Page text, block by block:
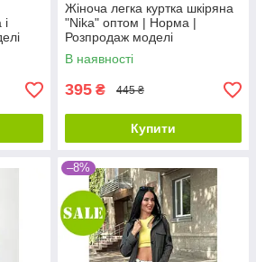
Жіноча легка куртка шкіряна
"Nika" оптом | Норма |
Розпродаж моделі
В наявності
395 ₴ 445 ₴
Купити
–8%